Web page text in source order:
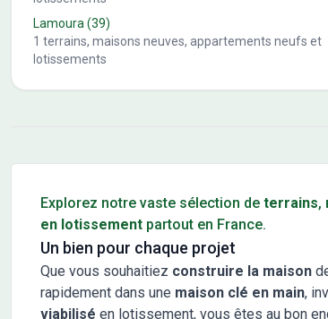
Lamoura (39)
1 terrains, maisons neuves, appartements neufs et
lotissements
Explorez notre vaste sélection de terrains,
en lotissement partout en France.
Un bien pour chaque projet
Que vous souhaitiez construire la maison
rapidement dans une maison clé en main,
viabilisé en lotissement, vous êtes au bon